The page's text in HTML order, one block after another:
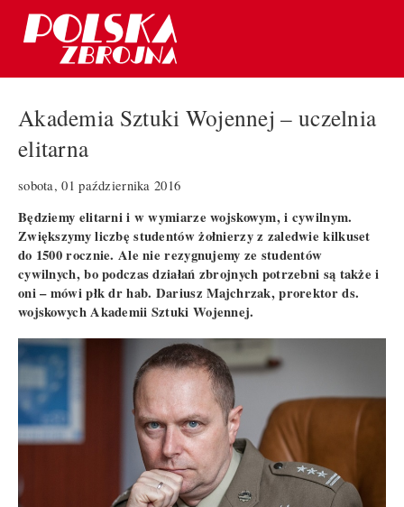
Akademia Sztuki Wojennej – uczelnia
elitarna
sobota, 01 października 2016
Będziemy elitarni i w wymiarze wojskowym, i cywilnym.
Zwiększymy liczbę studentów żołnierzy z zaledwie kilkuset
do 1500 rocznie. Ale nie rezygnujemy ze studentów
cywilnych, bo podczas działań zbrojnych potrzebni są także i
oni – mówi płk dr hab. Dariusz Majchrzak, prorektor ds.
wojskowych Akademii Sztuki Wojennej.